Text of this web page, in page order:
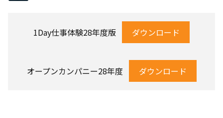
1Day仕事体験28年度版 ダウンロード
オープンカンパニー28年度 ダウンロード